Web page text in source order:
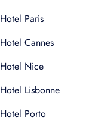
Hotel Paris
Hotel Cannes
Hotel Nice
Hotel Lisbonne
Hotel Porto